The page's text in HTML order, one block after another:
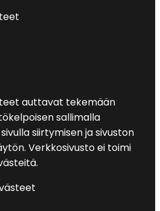
auttavat tekemään
sallimalla
siirtymisen ja sivuston
Verkkosivusto ei toimi